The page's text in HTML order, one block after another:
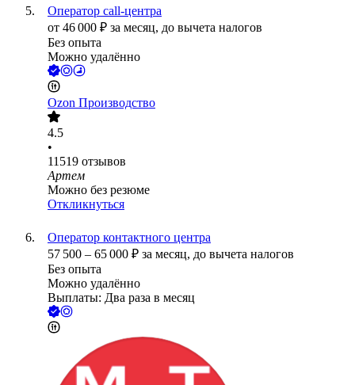
Оператор call-центра
от 46 000 ₽ за месяц, до вычета налогов
Без опыта
Можно удалённо
Ozon Производство
4.5
•
11519 отзывов
Артем
Можно без резюме
Откликнуться
Оператор контактного центра
57 500 – 65 000 ₽ за месяц, до вычета налогов
Без опыта
Можно удалённо
Выплаты: Два раза в месяц